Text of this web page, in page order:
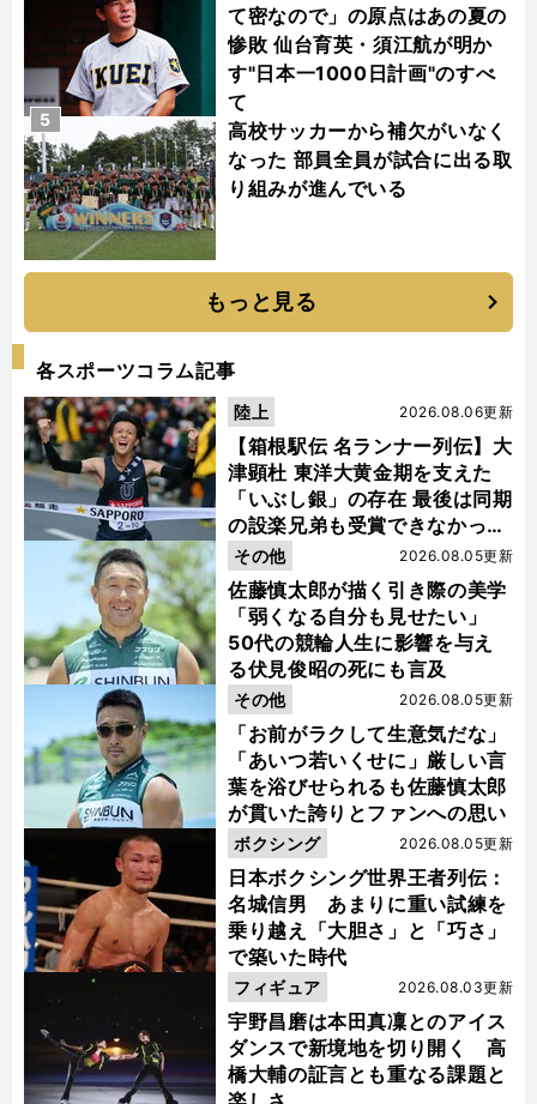
て密なので」の原点はあの夏の
惨敗 仙台育英・須江航が明か
す"日本一1000日計画"のすべ
て
高校サッカーから補欠がいなく
なった 部員全員が試合に出る取
り組みが進んでいる
5
もっと見る
各スポーツコラム記事
【箱根駅伝 名ランナー列伝】大
津顕杜 東洋大黄金期を支えた
「いぶし銀」の存在 最後は同期
の設楽兄弟も受賞できなかった
金栗杯に輝く
2026.08.06更新
陸上
佐藤慎太郎が描く引き際の美学
「弱くなる自分も見せたい」
50代の競輪人生に影響を与え
る伏見俊昭の死にも言及
2026.08.05更新
その他
「お前がラクして生意気だな」
「あいつ若いくせに」厳しい言
葉を浴びせられるも佐藤慎太郎
が貫いた誇りとファンへの思い
2026.08.05更新
その他
日本ボクシング世界王者列伝：
名城信男 あまりに重い試練を
乗り越え「大胆さ」と「巧さ」
で築いた時代
2026.08.05更新
ボクシング
宇野昌磨は本田真凜とのアイス
ダンスで新境地を切り開く 高
橋大輔の証言とも重なる課題と
2026.08.03更新
フィギュア